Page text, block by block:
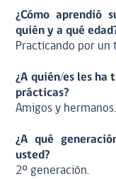
¿Cómo aprendió
quién y a qué
Practicando por un
¿A quién/es les
prácticas?
Amigos y hermanos.
¿A qué
usted?
2º generación.